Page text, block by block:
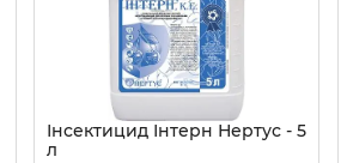
Інсектицид Інтерн Нертус - 5
л